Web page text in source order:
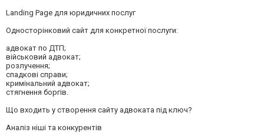
Landing Page для юридичних послуг
Односторінковий сайт для конкретної послуги:
адвокат по ДТП;
військовий адвокат;
розлучення;
спадкові справи;
кримінальний адвокат;
стягнення боргів.
Що входить у створення сайту адвоката під ключ?
Аналіз ніші та конкурентів